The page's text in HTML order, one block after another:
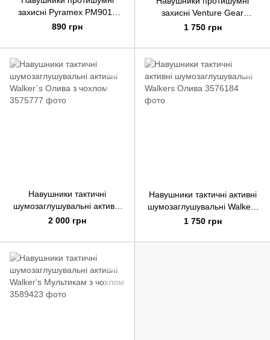
захисні Pyramex PM9010
(захист слуху NRR 22 дБ),
890 грн
захисні Venture Gear
VGPM9010C (захист слуху
комплекті), сірі
1 750 грн
Навушники тактичні
шумозаглушувальні активні
Walker`s Олива з чохлом
2 000 грн
Навушники тактичні активні
шумозаглушувальні Walkers
Олива
1 750 грн